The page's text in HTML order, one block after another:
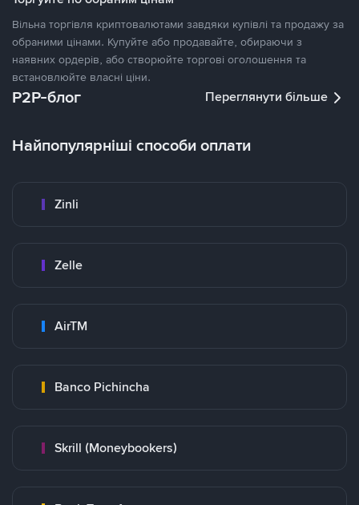
Вільна торгівля криптовалютами завдяки купівлі та продажу за
обраними цінами. Купуйте або продавайте, обираючи з
наявних ордерів, або створюйте торгові оголошення та
встановлюйте власні ціни.
P2P-блог Переглянути більше
Найпопулярніші способи оплати
Zinli
Zelle
AirTM
Banco Pichincha
Skrill (Moneybookers)